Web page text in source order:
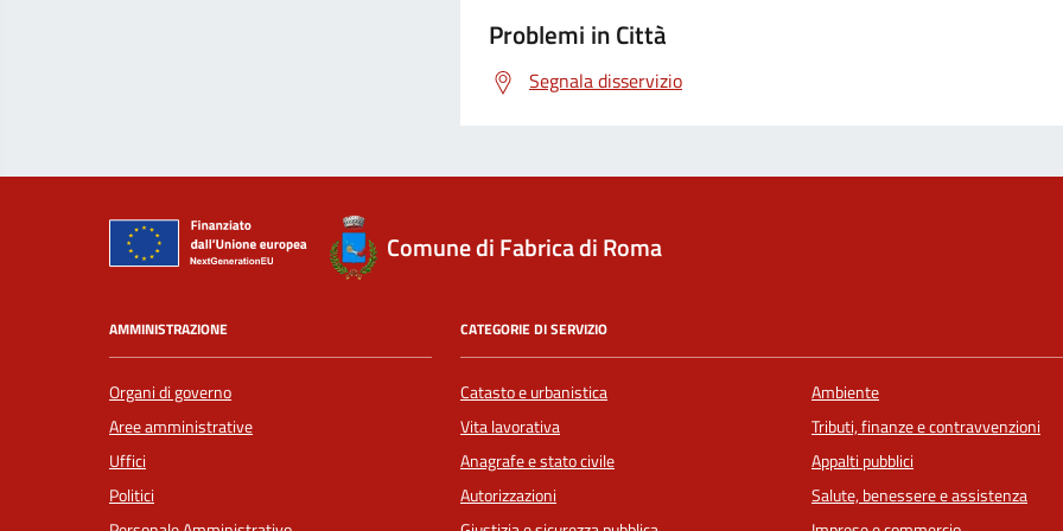
Problemi in Città
Segnala disservizio
Comune di Fabrica di Roma
AMMINISTRAZIONE
Organi di governo
Aree amministrative
Uffici
Politici
CATEGORIE DI SERVIZIO
Catasto e urbanistica
Vita lavorativa
Anagrafe e stato civile
Autorizzazioni
Ambiente
Tributi, finanze e contravvenzioni
Appalti pubblici
Salute, benessere e assistenza